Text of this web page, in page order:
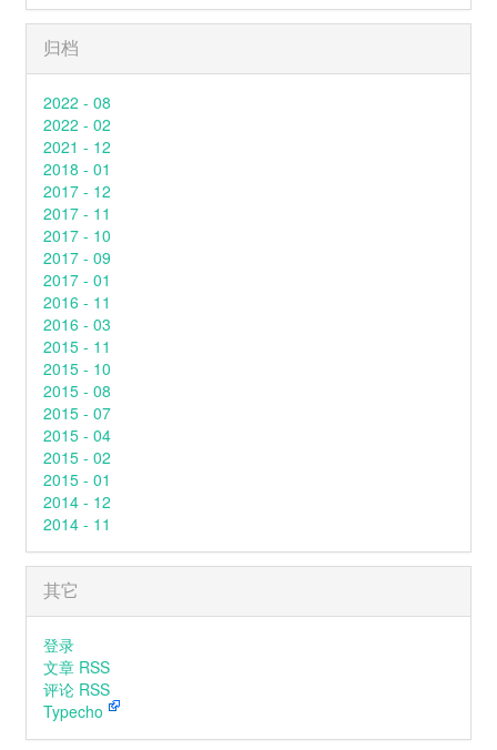
归档
2022 - 08
2022 - 02
2021 - 12
2018 - 01
2017 - 12
2017 - 11
2017 - 10
2017 - 09
2017 - 01
2016 - 11
2016 - 03
2015 - 11
2015 - 10
2015 - 08
2015 - 07
2015 - 04
2015 - 02
2015 - 01
2014 - 12
2014 - 11
其它
登录
文章 RSS
评论 RSS
Typecho